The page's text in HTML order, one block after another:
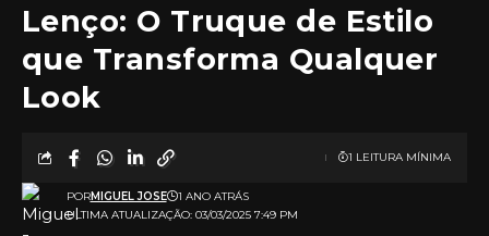
Lenço: O Truque de Estilo
que Transforma Qualquer
Look
ULTIMA ATUALIZAÇÃO: 03/03/2025 7:49 PM
PORMIGUEL JOSE 1 ANO ATRÁS
1 LEITURA MÍNIMA